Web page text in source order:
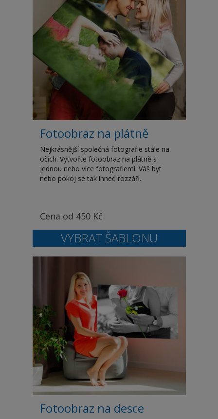
Fotoobraz na plátně
Nejkrásnější společná fotografie stále na
očích. Vytvořte fotoobraz na plátně s
jednou nebo více fotografiemi. Váš byt
nebo pokoj se tak ihned rozzáří.
Cena od 450 Kč
Fotoobraz na desce